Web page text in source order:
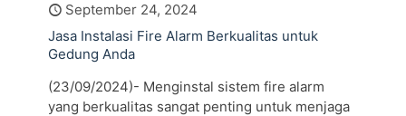
September 24, 2024
Jasa Instalasi Fire Alarm Berkualitas untuk
Gedung Anda
(23/09/2024)- Menginstal sistem fire alarm
yang berkualitas sangat penting untuk menjaga